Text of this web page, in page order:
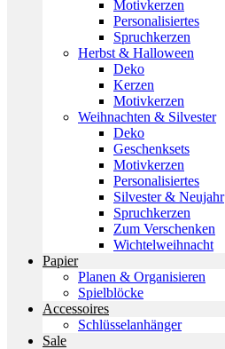
Motivkerzen
Personalisiertes
Spruchkerzen
Herbst & Halloween
Deko
Kerzen
Motivkerzen
Weihnachten & Silvester
Deko
Geschenksets
Motivkerzen
Personalisiertes
Silvester & Neujahr
Spruchkerzen
Zum Verschenken
Wichtelweihnacht
Papier
Planen & Organisieren
Spielblöcke
Accessoires
Schlüsselanhänger
Sale